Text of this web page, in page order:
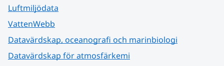
Luftmiljödata
VattenWebb
Datavärdskap, oceanografi och marinbiologi
Datavärdskap för atmosfärkemi